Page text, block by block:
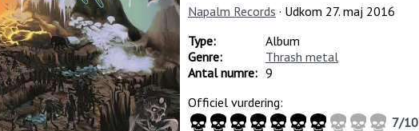
Napalm Records · Udkom 27. maj 2016
Type:
Album
Genre:
Thrash metal
Antal numre: 9
Officiel vurdering:
7/10